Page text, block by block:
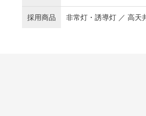
採用商品 非常灯・誘導灯 ／ 高天